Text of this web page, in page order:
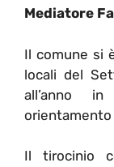
Mediatore
Il comune si
locali del
all’anno
orientamento
Il tirocinio